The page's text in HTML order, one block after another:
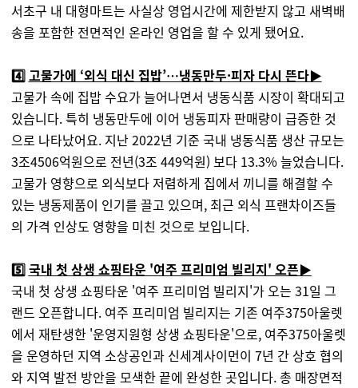
서초구 내 대형마트는 사실상 영업시간에 제한받지 않고 새벽배
송을 포함한 전면적인 온라인 영업을 할 수 있게 됐어요.
4️⃣고물가에 ‘외식 대신 집밥’…냉동만두·피자 다시 뜬다▶️
고물가 속에 집밥 수요가 늘어나면서 냉동식품 시장이 확대되고
있습니다. 특히 냉동만두에 이어 냉동피자 판매량이 급증한 것
으로 나타났어요. 지난 2022년 기준 국내 냉동식품 생산 규모는
3조4506억원으로 전년(3조 449억원) 보다 13.3% 늘었습니다.
고물가 영향으로 외식보다 저렴하게 집에서 끼니를 해결할 수
있는 냉동제품이 인기를 끌고 있으며, 최근 외식 프랜차이즈들
의 가격 인상도 영향을 미친 것으로 보입니다.
5️⃣국내 첫 상생 쇼핑타운 '여주 프리미엄 빌리지' 오픈▶️
국내 첫 상생 쇼핑타운 '여주 프리미엄 빌리지'가 오는 31일 그
랜드 오픈합니다. 여주 프리미엄 빌리지는 기존 여주375아울렛
에서 재탄생한 '운영지원형 상생 쇼핑타운'으로, 여주375아울렛
을 운영하던 지역 소상공인과 신세계사이먼이 7년 간 상호 협의
와 지역 발전 방안을 모색한 끝에 완성한 곳입니다. 총 매장면적